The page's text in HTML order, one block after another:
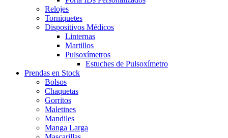
Relojes
Torniquetes
Dispositivos Médicos
Linternas
Martillos
Pulsoxímetros
Estuches de Pulsoxímetro
Prendas en Stock
Bolsos
Chaquetas
Gorritos
Maletines
Mandiles
Manga Larga